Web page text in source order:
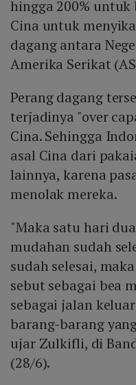
hingga 200%
Cina untuk
dagang antara
Amerika Serikat
Perang dagang
terjadinya "over
Cina. Sehingga
asal Cina dari
lainnya, karena
menolak mereka.
"Maka satu hari
mudahan sudah
sudah selesai,
sebut sebagai bea
sebagai jalan
barang-barang
ujar Zulkifli, di
(28/6).